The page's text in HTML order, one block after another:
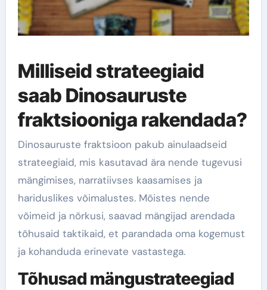
Milliseid strateegiaid
saab Dinosauruste
fraktsiooniga rakendada?
Dinosauruste fraktsioon pakub ainulaadseid
strateegiaid, mis kasutavad ära nende tugevusi
mängimises, narratiivses kaasamises ja
hariduslikes võimalustes. Mõistes nende
võimeid ja nõrkusi, saavad mängijad arendada
tõhusaid taktikaid, et parandada oma kogemust
ja kohanduda erinevate vastastega.
Tõhusad mängustrateegiad